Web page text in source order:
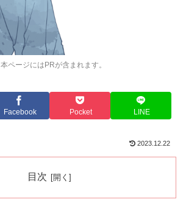
ページにはPRが含まれます。
Facebook Pocket LINE
2023.12.22
目次